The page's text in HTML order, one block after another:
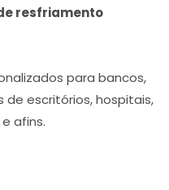
resfriamento
para bancos,
de escritórios, hospitais,
afins.